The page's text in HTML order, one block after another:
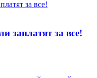
заплатят за все!